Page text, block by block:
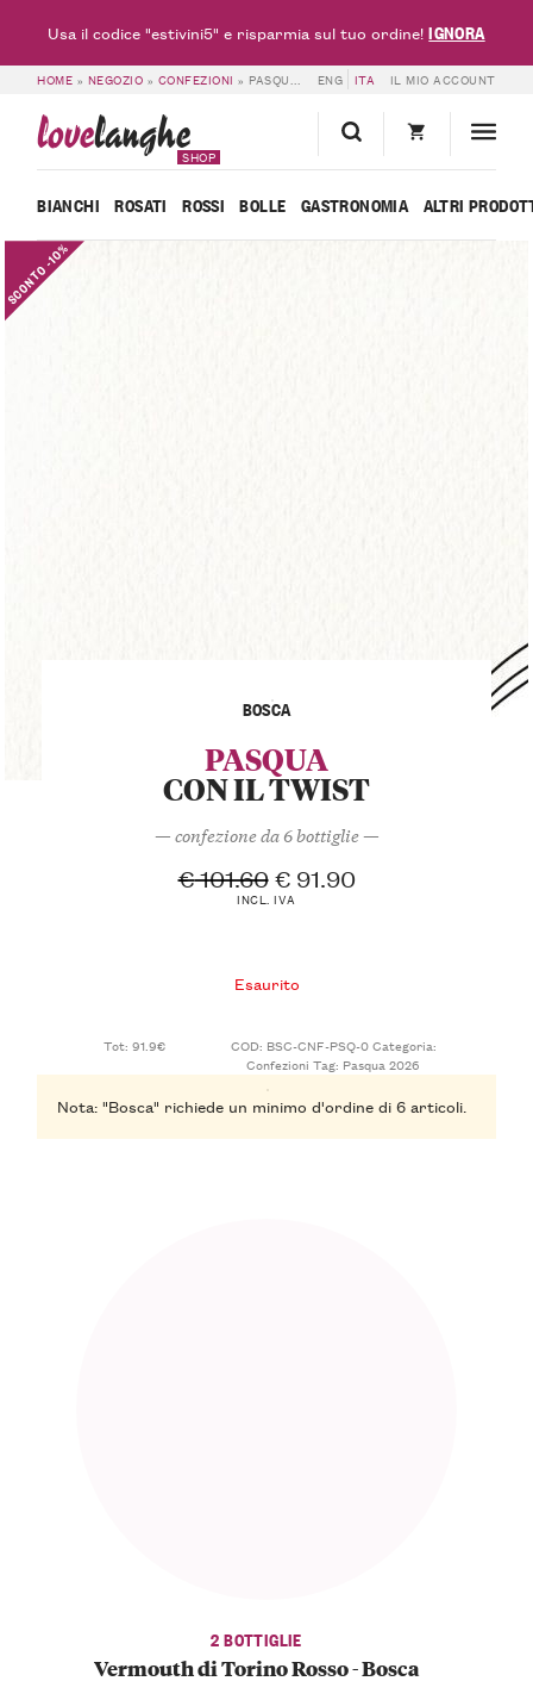
HOME » NEGOZIO » CONFEZIONI » PASQUA – BOSCA ENG ITA IL MIO ACCOUNT
lovelanghe
SHOP
BIANCHI ROSATI ROSSI BOLLE GASTRONOMIA ALTRI
SCONTO -10%
BOSCA
PASQUA
CON IL TWIST
— confezione da 6 bottiglie —
€101.60 € 91.90
INCL. IVA
Esaurito
Tot: 91.9€ COD: BSC-CNF-PSQ-0Categoria:
Confezioni Tag: Pasqua 2026
Nota: "Bosca" richiede un minimo d'ordine di 6 articoli.
2 BOTTIGLIE
Vermouth di Torino Rosso - Bosca
Usa il codice "estivini5" e risparmia sul tuo ordine!IGNORA